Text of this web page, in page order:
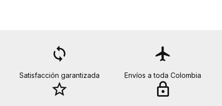
loop
Satisfacción garantizada
flight
Envíos a toda Colombia
star_border lock